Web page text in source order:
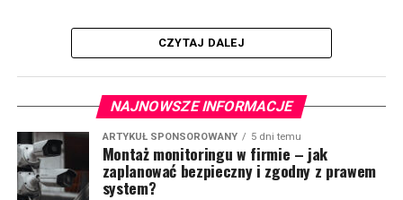
CZYTAJ DALEJ
NAJNOWSZE INFORMACJE
ARTYKUŁ SPONSOROWANY 5 dni temu
Montaż monitoringu w firmie – jak
zaplanować bezpieczny i zgodny z prawem
system?